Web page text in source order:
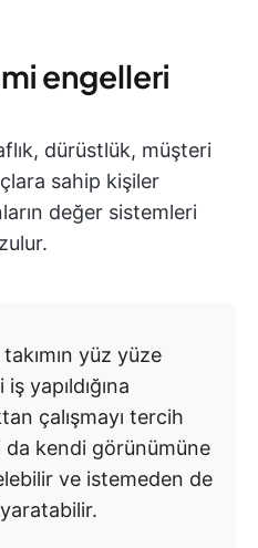
engelleri
dürüstlük, müşteri
sahip kişiler
değer sistemleri
yüz yüze
yapıldığına
çalışmayı tercih
kendi görünümüne
ve istemeden de